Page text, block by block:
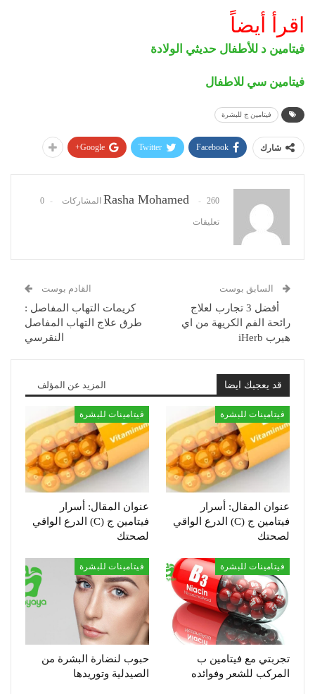
اقرأ أيضاً
فيتامين د للأطفال حديثي الولادة
فيتامين سي للاطفال
فيتامين ج للبشرة
شارك Facebook
Twitter
Google+
Rasha Mohamed 260 المشاركات 0
تعليقات
السابق بوست
أفضل 3 تجارب لعلاج
رائحة الفم الكريهة من اي
هيرب iHerb
القادم بوست
كريمات التهاب المفاصل :
طرق علاج التهاب المفاصل
النقرسي
قد يعجبك ايضا المزيد عن المؤلف
فيتامينات للبشرة
عنوان المقال: أسرار
فيتامين ج (C) الدرع الواقي
لصحتك
فيتامينات للبشرة
عنوان المقال: أسرار
فيتامين ج (C) الدرع الواقي
لصحتك
فيتامينات للبشرة
تجربتي مع فيتامين ب
المركب للشعر وفوائده
فيتامينات للبشرة
حبوب لنضارة البشرة من
الصيدلية وتوريدها